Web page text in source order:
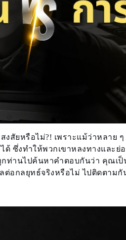
ยหรือไม่?! เพราะแม้ว่าหลาย ๆ
ซึ่งทำให้พวกเขาหลงทางและย่
กท่านไปค้นหาคำตอบกันว่า คุณ
ต่อกลยุทธ์จริงหรือไม่ ไปติดตามกั